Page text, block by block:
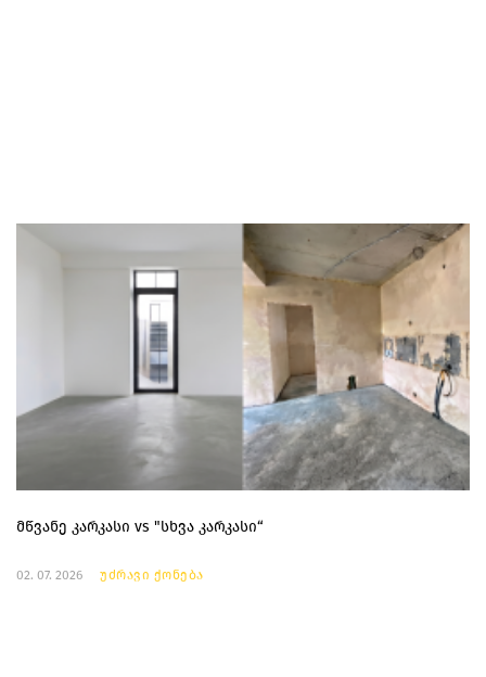
მწვანე კარკასი vs "სხვა კარკასი“
02. 07. 2026 უძრავი ქონება